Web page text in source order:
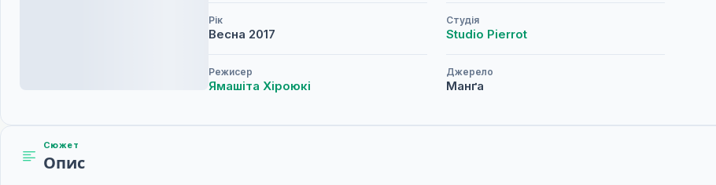
Рік
Весна 2017
Студія
Studio Pierrot
Режисер
Ямашіта Хіроюкі
Джерело
Манґа
Сюжет
Опис